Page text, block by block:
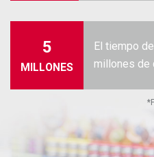
5
MILLONES
El tiempo
millones de
*